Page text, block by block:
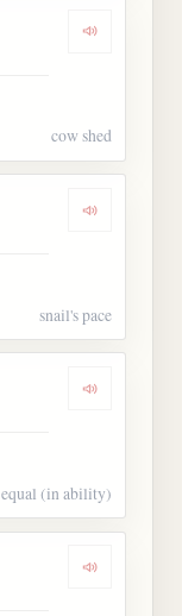
Dengarkan
cow shed
Dengarkan
snail's pace
Dengarkan
equal (in ability)
Dengarkan